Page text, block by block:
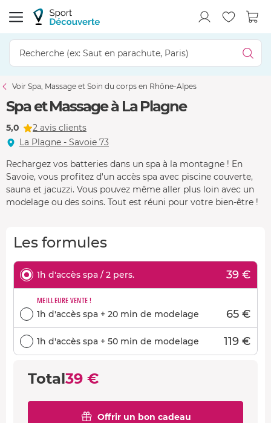
Voir Spa, Massage et Soin du corps en Rhône-Alpes
Spa et Massage à La Plagne
5,0
2 avis clients
La Plagne - Savoie 73
Rechargez vos batteries dans un spa à la montagne ! En
Savoie, vous profitez d'un accès spa avec piscine couverte,
sauna et jacuzzi. Vous pouvez même aller plus loin avec un
modelage ou des soins. Tout est réuni pour votre bien-être !
Les formules
1h d'accès spa / 2 pers. 39 €
MEILLEURE VENTE !
1h d'accès spa + 20 min de modelage 65 €
1h d'accès spa + 50 min de modelage 119 €
Total39 €
Offrir un bon cadeau